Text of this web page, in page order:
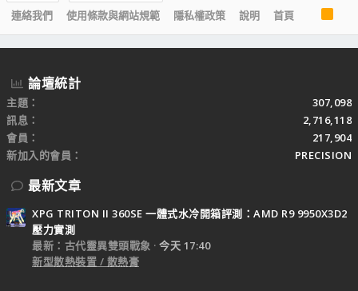
連絡我們
使用條款與網站規範 隱私權政策 說明 首頁
R
S
S
論壇統計
主題
307,098
訊息
2,716,118
會員
217,904
新加入的會員
PRECISION
最新文章
XPG TRITON II 360SE 一體式水冷開箱評測：AMD R9 9950X3D2
壓力實測
最新：古代靈異雙頭戰象
今天 17:40
新型散熱裝置 / 散熱膏